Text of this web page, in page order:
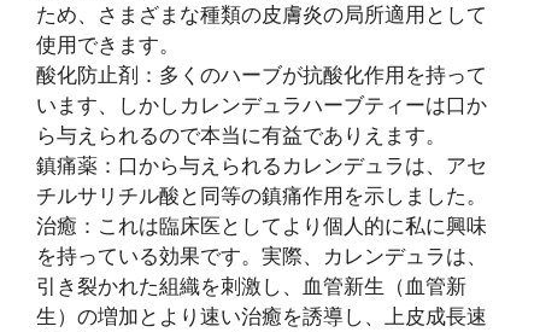
ため、さまざまな種類の皮膚炎の局所適用として
使用できます。
酸化防止剤：多くのハーブが抗酸化作用を持って
います、しかしカレンデュラハーブティーは口か
ら与えられるので本当に有益でありえます。
鎮痛薬：口から与えられるカレンデュラは、アセ
チルサリチル酸と同等の鎮痛作用を示しました。
治癒：これは臨床医としてより個人的に私に興味
を持っている効果です。実際、カレンデュラは、
引き裂かれた組織を刺激し、血管新生（血管新
生）の増加とより速い治癒を誘導し、上皮成長速